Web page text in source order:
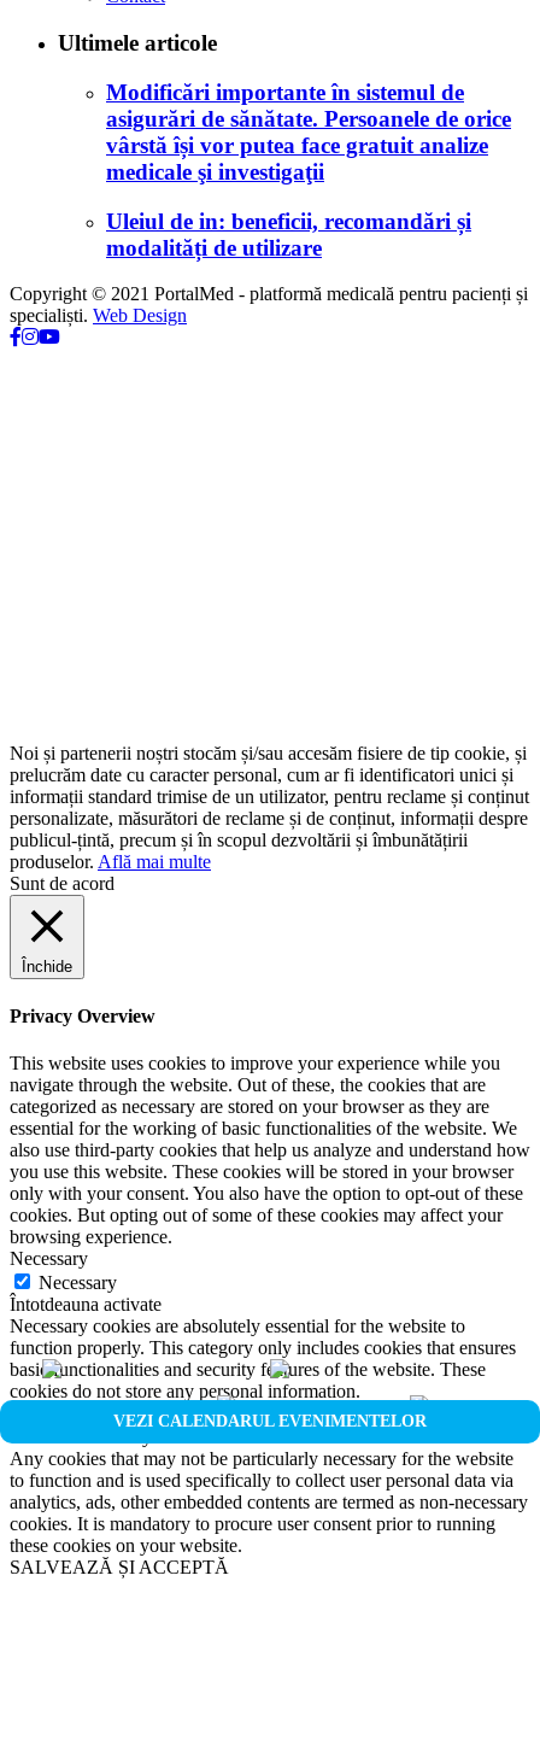
VEZI CALENDARUL EVENIMENTELOR
Ultimele articole
Modificări importante în sistemul de
asigurări de sănătate. Persoanele de orice
vârstă își vor putea face gratuit analize
medicale şi investigaţii
Uleiul de in: beneficii, recomandări și
modalități de utilizare
Copyright © 2021 PortalMed - platformă medicală pentru pacienți și
specialiști. Web Design
Noi și partenerii noștri stocăm și/sau accesăm fisiere de tip cookie, și
prelucrăm date cu caracter personal, cum ar fi identificatori unici și
informații standard trimise de un utilizator, pentru reclame și conținut
personalizate, măsurători de reclame și de conținut, informații despre
publicul-țintă, precum și în scopul dezvoltării și îmbunătățirii
produselor. Află mai multe
Sunt de acord
Închide
Privacy Overview
This website uses cookies to improve your experience while you
navigate through the website. Out of these, the cookies that are
categorized as necessary are stored on your browser as they are
essential for the working of basic functionalities of the website. We
also use third-party cookies that help us analyze and understand how
you use this website. These cookies will be stored in your browser
only with your consent. You also have the option to opt-out of these
cookies. But opting out of some of these cookies may affect your
browsing experience.
Necessary
Necessary
Întotdeauna activate
Necessary cookies are absolutely essential for the website to
function properly. This category only includes cookies that ensures
basic functionalities and security features of the website. These
cookies do not store any personal information.
Non-necessary
Any cookies that may not be particularly necessary for the website
to function and is used specifically to collect user personal data via
analytics, ads, other embedded contents are termed as non-necessary
cookies. It is mandatory to procure user consent prior to running
these cookies on your website.
SALVEAZĂ ȘI ACCEPTĂ